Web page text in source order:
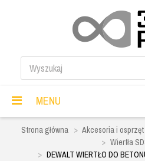
MENU
Strona główna Akcesoria i osprzęt
Wiertła
DEWALT WIERTŁO DO